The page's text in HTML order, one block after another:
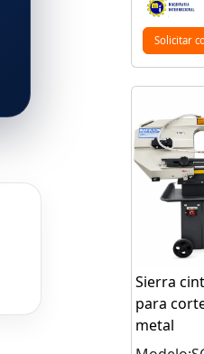
Solicitar
Sierra
para
metal